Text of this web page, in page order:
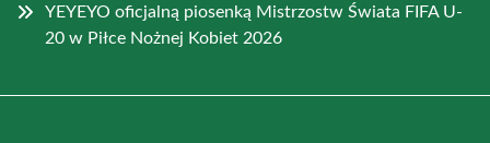
YEYEYO oficjalną piosenką Mistrzostw Świata FIFA U-
20 w Piłce Nożnej Kobiet 2026